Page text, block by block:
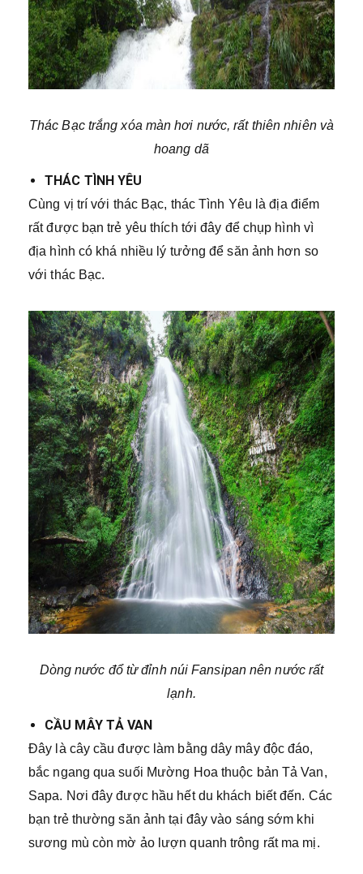
Thác Bạc trắng xóa màn hơi nước, rất thiên nhiên và
hoang dã
THÁC TÌNH YÊU
Cùng vị trí với thác Bạc, thác Tình Yêu là địa điểm
rất được bạn trẻ yêu thích tới đây để chụp hình vì
địa hình có khá nhiều lý tưởng để săn ảnh hơn so
với thác Bạc.
Dòng nước đổ từ đỉnh núi Fansipan nên nước rất
lạnh.
CẦU MÂY TẢ VAN
Đây là cây cầu được làm bằng dây mây độc đáo,
bắc ngang qua suối Mường Hoa thuộc bản Tả Van,
Sapa. Nơi đây được hầu hết du khách biết đến. Các
bạn trẻ thường săn ảnh tại đây vào sáng sớm khi
sương mù còn mờ ảo lượn quanh trông rất ma mị.